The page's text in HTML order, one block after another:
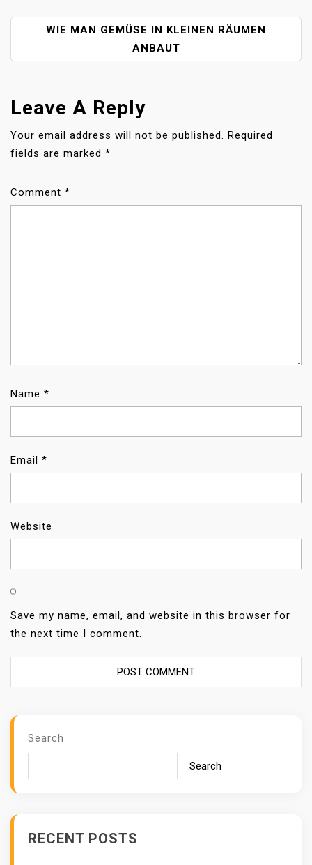
T
V
G
A
T
I
WIE MAN GEMÜSE IN KLEINEN RÄUMEN
ANBAUT
Leave A Reply
Your email address will not be published. Required
fields are marked *
Comment *
Name *
Email *
Website
Save my name, email, and website in this browser for
the next time I comment.
Search
Search
RECENT POSTS